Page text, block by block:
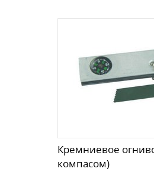
Кремниевое
компасом)